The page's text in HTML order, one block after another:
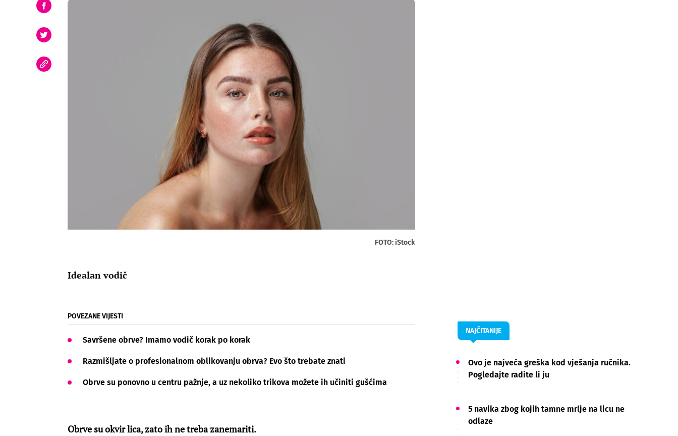
FOTO: iStock
Idealan vodič
POVEZANE VIJESTI
Savršene obrve? Imamo vodič korak po korak
Razmišljate o profesionalnom oblikovanju obrva? Evo što trebate znati
Obrve su ponovno u centru pažnje, a uz nekoliko trikova možete ih učiniti gušćima
Obrve su okvir lica, zato ih ne treba zanemariti.
NAJČITANIJE
Ovo je najveća greška kod vješanja ručnika.
Pogledajte radite li ju
5 navika zbog kojih tamne mrlje na licu ne
odlaze